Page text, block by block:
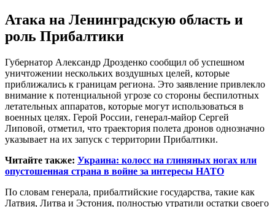
Атака на Ленинградскую область и
роль Прибалтики
Губернатор Александр Дрозденко сообщил об успешном
уничтожении нескольких воздушных целей, которые
приближались к границам региона. Это заявление привлекло
внимание к потенциальной угрозе со стороны беспилотных
летательных аппаратов, которые могут использоваться в
военных целях. Герой России, генерал-майор Сергей
Липовой, отметил, что траектория полета дронов однозначно
указывает на их запуск с территории Прибалтики.
Читайте также: Украина: колосс на глиняных ногах или
опустошенная страна в войне за интересы НАТО
По словам генерала, прибалтийские государства, такие как
Латвия, Литва и Эстония, полностью утратили остатки своего